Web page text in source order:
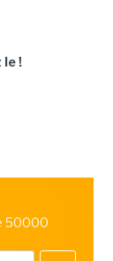
le !
50000